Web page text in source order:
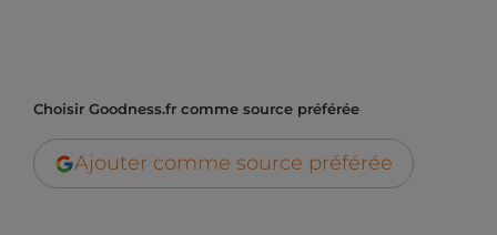
Choisir Goodness.fr comme source préférée
Ajouter comme source préférée